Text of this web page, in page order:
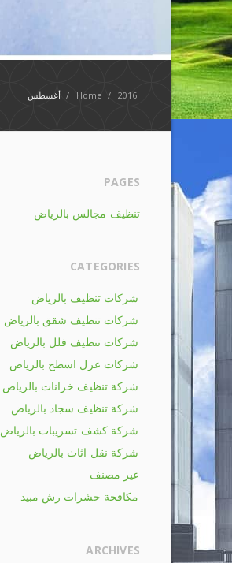
Home / 2016
/ أغسطس
PAGES
تنظيف مجالس بالرياض
CATEGORIES
شركات تنظيف بالرياض
شركات تنظيف شقق بالرياض
شركات تنظيف فلل بالرياض
شركات عزل اسطح بالرياض
شركة تنظيف خزانات بالرياض
شركة تنظيف سجاد بالرياض
شركة كشف تسريبات بالرياض
شركة نقل اثاث بالرياض
غير مصنف
مكافحة حشرات رش مبيد
ARCHIVES